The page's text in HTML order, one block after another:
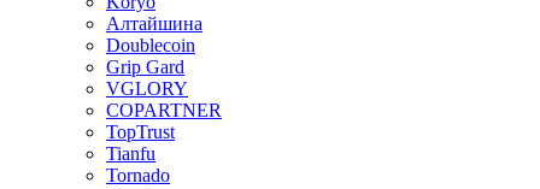
Алтайшина
Doublecoin
Grip Gard
VGLORY
COPARTNER
TopTrust
Tianfu
Tornado